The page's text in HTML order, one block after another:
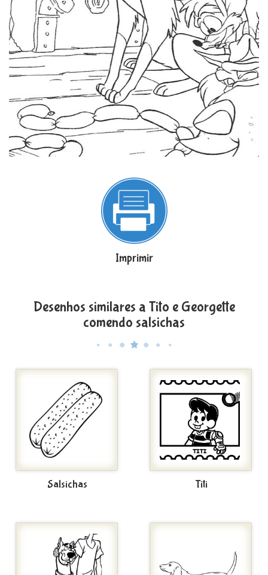
Imprimir
Desenhos similares a Tito e Georgette
comendo salsichas
Salsichas Titi